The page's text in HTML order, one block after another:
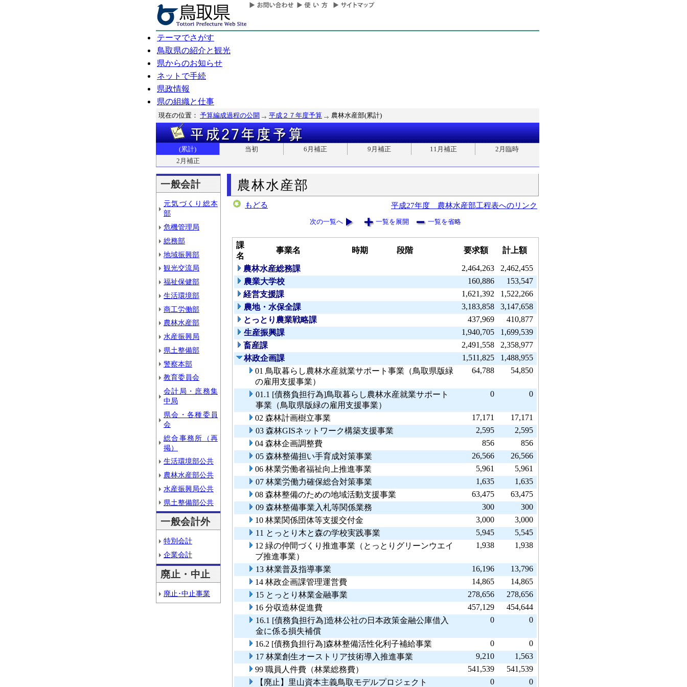
テーマでさがす
鳥取県の紹介と観光
県からのお知らせ
ネットで手続
県政情報
県の組織と仕事
現在の位置： 予算編成過程の公開 平成２７年度予算 農林水産部(累計)
(累計) 当初 6月補正 9月補正 11月補正
2月臨時
2月補正
一般会計
元気づくり総本
部
危機管理局
総務部
地域振興部
観光交流局
福祉保健部
生活環境部
商工労働部
農林水産部
水産振興局
県土整備部
警察本部
教育委員会
会計局・庶務集
中局
県会・各種委員
会
総合事務所（再
掲）
生活環境部公共
農林水産部公共
水産振興局公共
県土整備部公共
一般会計外
特別会計
企業会計
廃止・中止
廃止･中止事業
農林水産部
もどる 平成27年度 農林水産部工程表へのリンク
次の一覧へ 一覧を展開 一覧を省略
課
名
事業名 時期 段階 要求額 計上額
農林水産総務課 2,464,263
2,462,455
農業大学校
160,886
153,547
経営支援課
1,621,392
1,522,266
農地・水保全課
3,183,858
3,147,658
とっとり農業戦略課
437,969
410,877
生産振興課
1,940,705
1,699,539
畜産課
2,491,558
2,358,977
林政企画課
1,511,825
1,488,955
01 鳥取暮らし農林水産就業サポート事業（鳥取県版緑
の雇用支援事業）
64,788 54,850
01.1 [債務負担行為]鳥取暮らし農林水産就業サポート
事業（鳥取県版緑の雇用支援事業）
0 0
02 森林計画樹立事業 17,171
17,171
03 森林GISネットワーク構築支援事業
2,595
2,595
04 森林企画調整費
856
856
05 森林整備担い手育成対策事業
26,566
26,566
06 林業労働者福祉向上推進事業
5,961
5,961
07 林業労働力確保総合対策事業
1,635
1,635
08 森林整備のための地域活動支援事業
63,475
63,475
09 森林整備事業入札等関係業務
300
300
10 林業関係団体等支援交付金
3,000
3,000
11 とっとり木と森の学校実践事業
5,945
5,545
12 緑の仲間づくり推進事業（とっとりグリーンウエイ
ブ推進事業）
1,938 1,938
13 林業普及指導事業 16,196
13,796
14 林政企画課管理運営費
14,865
14,865
15 とっとり林業金融事業
278,656
278,656
16 分収造林促進費
457,129
454,644
16.1 [債務負担行為]造林公社の日本政策金融公庫借入
金に係る損失補償
0 0
16.2 [債務負担行為]森林整備活性化利子補給事業 0
0
17 林業創生オーストリア技術導入推進事業
9,210
1,563
99 職員人件費（林業総務費）
541,539
541,539
【廃止】里山資本主義鳥取モデルプロジェクト
0 0